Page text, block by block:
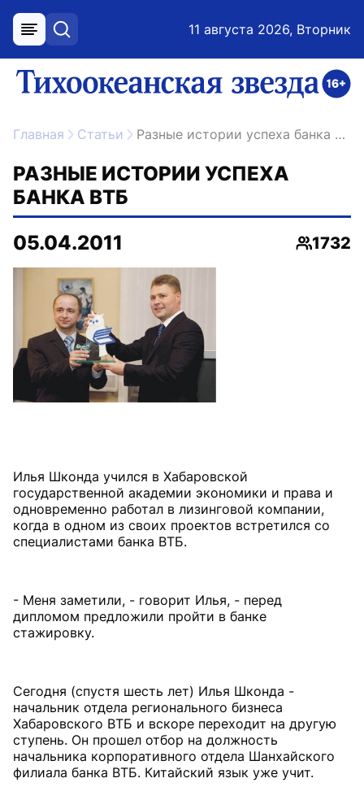
меню поиск 11 августа 2026, Вторник
ссылка на главную
Главная Статьи Разные истории успеха банка ВТБ
РАЗНЫЕ ИСТОРИИ УСПЕХА
БАНКА ВТБ
05.04.2011
1732
Илья Шконда учился в Хабаровской
государственной академии экономики и права и
одновременно работал в лизинговой компании,
когда в одном из своих проектов встретился со
специалистами банка ВТБ.
- Меня заметили, - говорит Илья, - перед
дипломом предложили пройти в банке
стажировку.
Сегодня (спустя шесть лет) Илья Шконда -
начальник отдела регионального бизнеса
Хабаровского ВТБ и вскоре переходит на другую
ступень. Он прошел отбор на должность
начальника корпоративного отдела Шанхайского
филиала банка ВТБ. Китайский язык уже учит.